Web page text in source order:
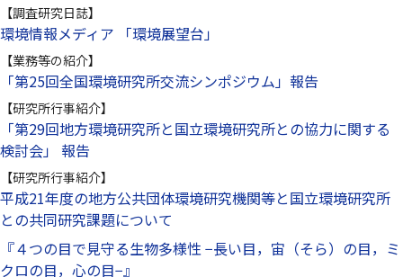
【調査研究日誌】
環境情報メディア 「環境展望台」
【業務等の紹介】
「第25回全国環境研究所交流シンポジウム」報告
【研究所行事紹介】
「第29回地方環境研究所と国立環境研究所との協力に関する
検討会」 報告
【研究所行事紹介】
平成21年度の地方公共団体環境研究機関等と国立環境研究所
との共同研究課題について
『４つの目で見守る生物多様性 −長い目，宙（そら）の目，ミ
クロの目，心の目−』